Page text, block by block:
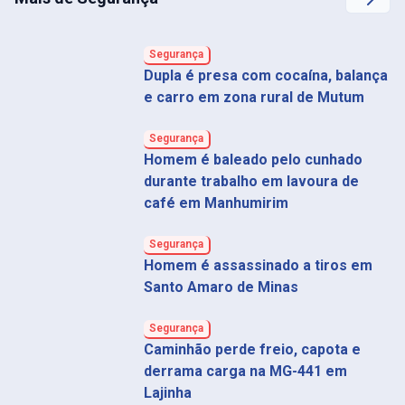
Segurança
Dupla é presa com cocaína, balança
e carro em zona rural de Mutum
Segurança
Homem é baleado pelo cunhado
durante trabalho em lavoura de
café em Manhumirim
Segurança
Homem é assassinado a tiros em
Santo Amaro de Minas
Segurança
Caminhão perde freio, capota e
derrama carga na MG-441 em
Lajinha